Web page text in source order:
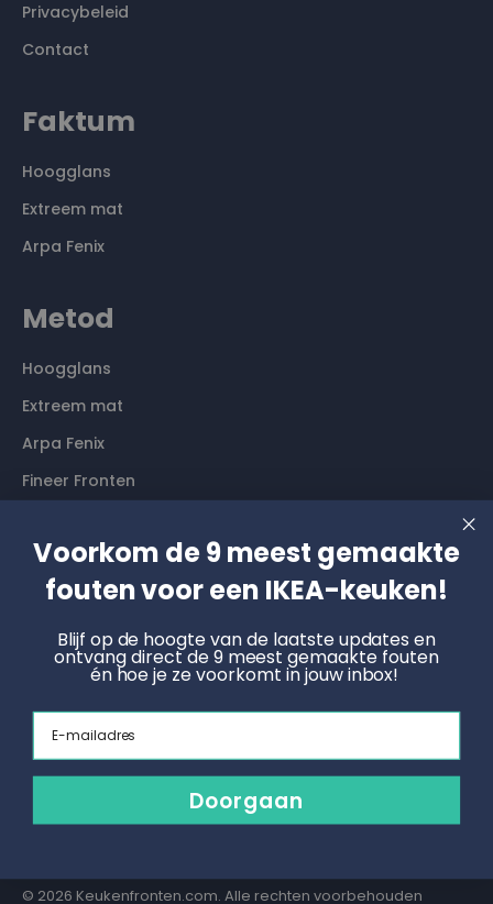
Privacybeleid
Contact
Faktum
Hoogglans
Extreem mat
Arpa Fenix
Metod
Hoogglans
Extreem mat
Arpa Fenix
Fineer Fronten
Contact
Langs komen? Graag even een afspraak maken. Dan
hebben wij alle tijd voor je.
Boek een online afspraak
KNOET
Radonstraat 4, 7031 GT Wehl
info@keukenfronten.com
© 2026 Keukenfronten.com. Alle rechten voorbehouden
Voorkom de 9 meest gemaakte
fouten voor een IKEA-keuken!
Blijf op de hoogte van de laatste updates en
ontvang direct de 9 meest gemaakte fouten
én hoe je ze voorkomt in jouw inbox!
Doorgaan